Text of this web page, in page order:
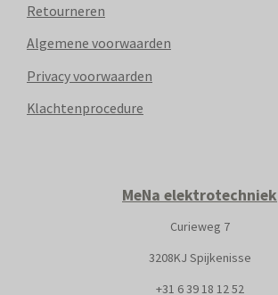
Retourneren
Algemene voorwaarden
Privacy voorwaarden
Klachtenprocedure
MeNa elektrotechniek
Curieweg 7
3208KJ Spijkenisse
+31 6 39 18 12 52